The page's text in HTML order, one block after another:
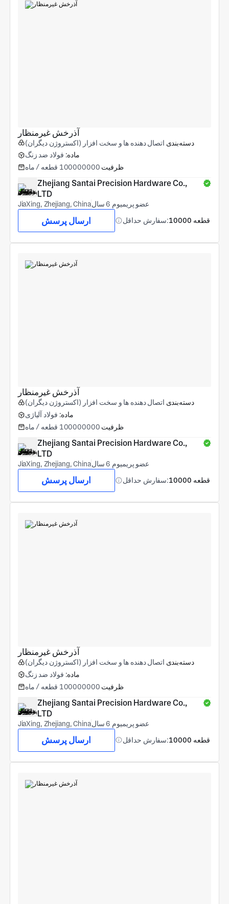
آذرخش غیرمنظار
دسته‌بندی اتصال دهنده ها و سخت افزار (اکستروژن دیگران)
ماده: فولاد ضد زنگ
ظرفیت 100000000 قطعه / ماه
Zhejiang Santai Precision Hardware Co.,
LTD
JiaXing, Zhejiang, China عضو پریمیوم 6 سال
ارسال پرسش سفارش حداقل: 10000 قطعه
آذرخش غیرمنظار
دسته‌بندی اتصال دهنده ها و سخت افزار (اکستروژن دیگران)
ماده: فولاد آلیاژی
ظرفیت 100000000 قطعه / ماه
Zhejiang Santai Precision Hardware Co.,
LTD
JiaXing, Zhejiang, China عضو پریمیوم 6 سال
ارسال پرسش سفارش حداقل: 10000 قطعه
آذرخش غیرمنظار
دسته‌بندی اتصال دهنده ها و سخت افزار (اکستروژن دیگران)
ماده: فولاد ضد زنگ
ظرفیت 100000000 قطعه / ماه
Zhejiang Santai Precision Hardware Co.,
LTD
JiaXing, Zhejiang, China عضو پریمیوم 6 سال
ارسال پرسش سفارش حداقل: 10000 قطعه